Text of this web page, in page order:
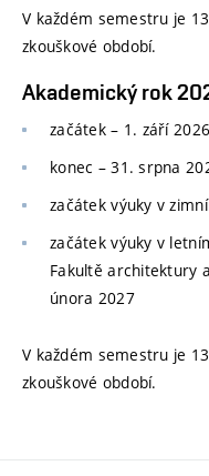
V každém semestru je
zkouškové období.
Akademický rok
začátek – 1. září 2026
konec –31. srpna
začátek výuky v
začátek výuky v
Fakultě architektury
února 2027
V každém semestru je
zkouškové období.